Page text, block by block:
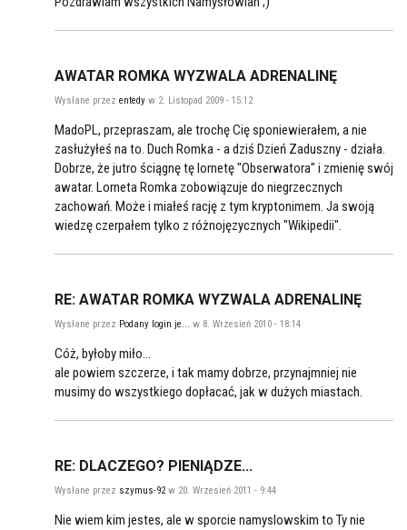
AWATAR ROMKA WYZWALA ADRENALINĘ
Wysłane przez entedy w 2. Listopad 2009 - 15:12
MadoPL, przepraszam, ale trochę Cię sponiewierałem, a nie
zasłużyłeś na to. Duch Romka - a dziś Dzień Zaduszny - działa.
Dobrze, że jutro ściągnę tę lornetę "Obserwatora" i zmienię swój
awatar. Lorneta Romka zobowiązuje do niegrzecznych
zachowań. Może i miałeś rację z tym kryptonimem. Ja swoją
wiedzę czerpałem tylko z różnojęzycznych "Wikipedii".
RE: AWATAR ROMKA WYZWALA ADRENALINĘ
Wysłane przez Podany login je... w 8. Wrzesień 2010 - 18:14
Cóż, byłoby miło...
ale powiem szczerze, i tak mamy dobrze, przynajmniej nie
musimy do wszystkiego dopłacać, jak w dużych miastach.
RE: DLACZEGO? PIENIĄDZE...
Wysłane przez szymus-92w 20. Wrzesień 2011 - 9:44
Nie wiem kim jestes, ale w sporcie namyslowskim to Ty nie